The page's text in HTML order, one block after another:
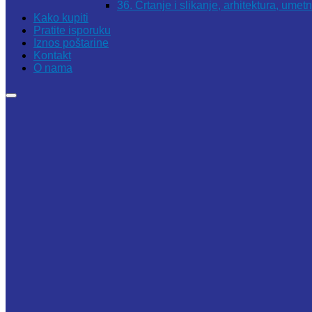
36. Crtanje i slikanje, arhitektura,
Kako kupiti
Pratite isporuku
Iznos poštarine
Kontakt
O nama